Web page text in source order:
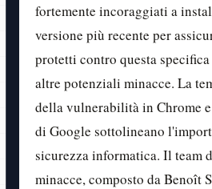
fortemente incoraggiati a
versione più recente per
protetti contro questa
altre potenziali minacce. La
della vulnerabilità in Chrome
di Google sottolineano
sicurezza informatica. Il team
minacce, composto da Benoît